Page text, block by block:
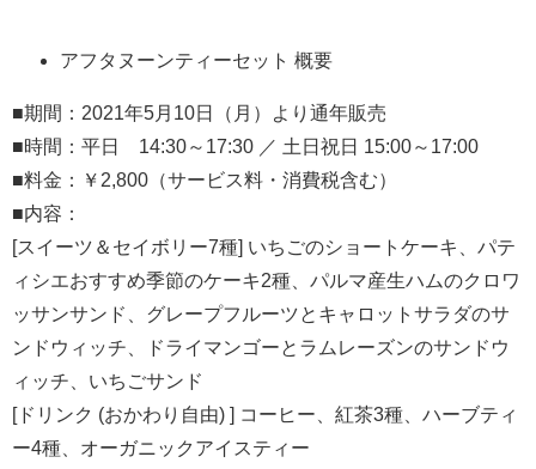
アフタヌーンティーセット 概要
■期間：2021年5月10日（月）より通年販売
■時間：平日 14:30～17:30 ／ 土日祝日 15:00～17:00
■料金：￥2,800（サービス料・消費税含む）
■内容：
[スイーツ＆セイボリー7種] いちごのショートケーキ、パテ
ィシエおすすめ季節のケーキ2種、パルマ産生ハムのクロワ
ッサンサンド、グレープフルーツとキャロットサラダのサ
ンドウィッチ、ドライマンゴーとラムレーズンのサンドウ
ィッチ、いちごサンド
[ドリンク (おかわり自由) ] コーヒー、紅茶3種、ハーブティ
ー4種、オーガニックアイスティー